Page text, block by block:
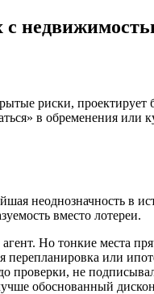
с
риски, проектирует
в обременения
неоднозначность в
вместо лотереи.
Но тонкие места
или
не
обоснованный